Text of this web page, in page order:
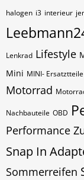
halogen i3 interieur
Lenkrad Lifestyle
Mini MINI- Ersatztteile
Motorrad
Nachbauteile OBD
Performance
Snap In
Sommerreifen